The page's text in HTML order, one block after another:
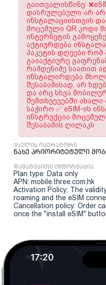
გაითვალისწინე:
დასრულებული არ
ინსტალაციისთვის
მოცემული QR კოდი
ინტერნეტის
აქტიურდება
პაკეტის დღეები რომ
გაიაქტიურე
რამდენიმე საათით
ინსტალირდება
შესაბამისად, არ
და არც სხვა
შემთხვევებში ახალი
საჭირო ✅ eSIM-ის
ინსტრუქცია
შესაბამის ღილაკს
ქსელის ოპერატორი
ნახე პრიორიტეტული
დამატებითი ინფორმაცია
Plan type: Data only
APN: mobile.three.com.hk
Activation Policy: The
roaming and the eSIM
Cancellation policy: Order
once the "install eSIM"